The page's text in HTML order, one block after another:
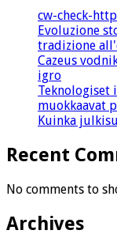
cw-check-
Evoluzione
tradizione
Cazeus
igro
Teknologiset
muokkaavat
Kuinka
Recent
No comments to
Archives